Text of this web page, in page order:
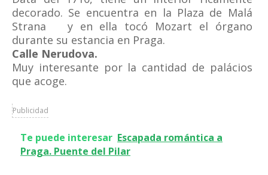
decorado. Se encuentra en la Plaza de Malá
Strana y en ella tocó Mozart el órgano
durante su estancia en Praga.
Calle Nerudova.
Muy interesante por la cantidad de palácios
que acoge.
Publicidad
Te puede interesar Escapada romántica a
Praga. Puente del Pilar